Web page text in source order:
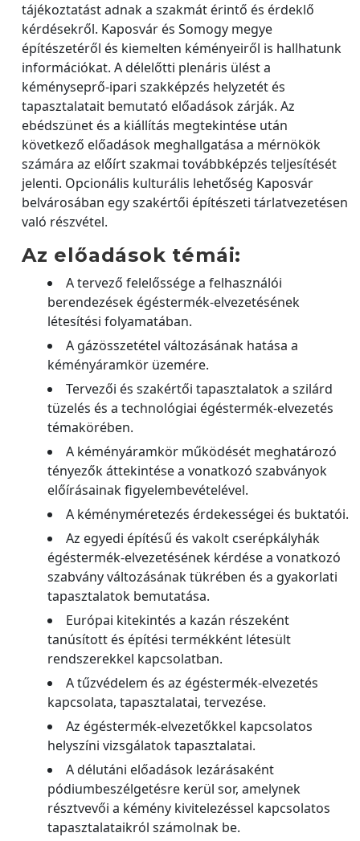
tájékoztatást adnak a szakmát érintő és érdeklő
kérdésekről. Kaposvár és Somogy megye
építészetéről és kiemelten kéményeiről is hallhatunk
információkat. A délelőtti plenáris ülést a
kéményseprő-ipari szakképzés helyzetét és
tapasztalatait bemutató előadások zárják. Az
ebédszünet és a kiállítás megtekintése után
következő előadások meghallgatása a mérnökök
számára az előírt szakmai továbbképzés teljesítését
jelenti. Opcionális kulturális lehetőség Kaposvár
belvárosában egy szakértői építészeti tárlatvezetésen
való részvétel.
Az előadások témái:
A tervező felelőssége a felhasználói
berendezések égéstermék-elvezetésének
létesítési folyamatában.
A gázösszetétel változásának hatása a
kéményáramkör üzemére.
Tervezői és szakértői tapasztalatok a szilárd
tüzelés és a technológiai égéstermék-elvezetés
témakörében.
A kéményáramkör működését meghatározó
tényezők áttekintése a vonatkozó szabványok
előírásainak figyelembevételével.
A kéményméretezés érdekességei és buktatói.
Az egyedi építésű és vakolt cserépkályhák
égéstermék-elvezetésének kérdése a vonatkozó
szabvány változásának tükrében és a gyakorlati
tapasztalatok bemutatása.
Európai kitekintés a kazán részeként
tanúsított és építési termékként létesült
rendszerekkel kapcsolatban.
A tűzvédelem és az égéstermék-elvezetés
kapcsolata, tapasztalatai, tervezése.
Az égéstermék-elvezetőkkel kapcsolatos
helyszíni vizsgálatok tapasztalatai.
A délutáni előadások lezárásaként
pódiumbeszélgetésre kerül sor, amelynek
résztvevői a kémény kivitelezéssel kapcsolatos
tapasztalataikról számolnak be.